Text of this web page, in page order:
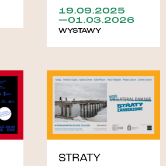
19.09.2025
—01.03.2026
WYSTAWY
STRATY